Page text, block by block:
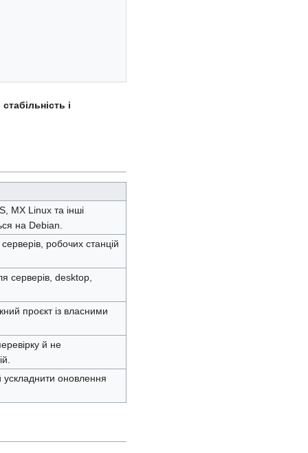
і
MX Linux та інші
на Debian.
робочих станцій
серверів, desktop,
проєкт із власними
й не
ускладнити оновлення